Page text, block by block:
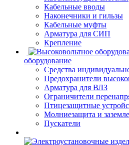
Кабельные вводы
Наконечники и гильзы
Кабельные муфты
Арматура для СИП
Крепление
оборудование
Средства
Предохранители
Арматура для ВЛЗ
Ограничители
Птицезащитные
Молниезащита и
Пускатели